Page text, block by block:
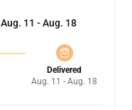
Aug. 11 - Aug. 18
Delivered
Aug. 11 - Aug. 18